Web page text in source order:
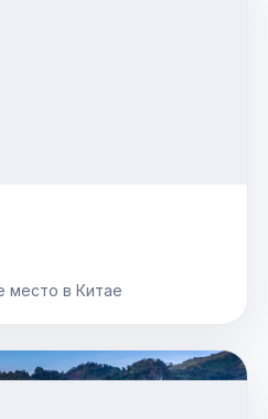
место в Китае